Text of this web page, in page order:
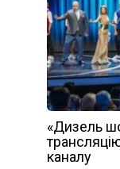
«Дизель
каналу